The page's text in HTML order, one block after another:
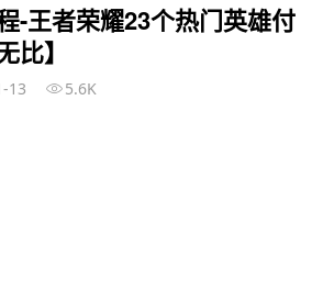
-王者荣耀23个热门英雄付
比】
13 5.6K